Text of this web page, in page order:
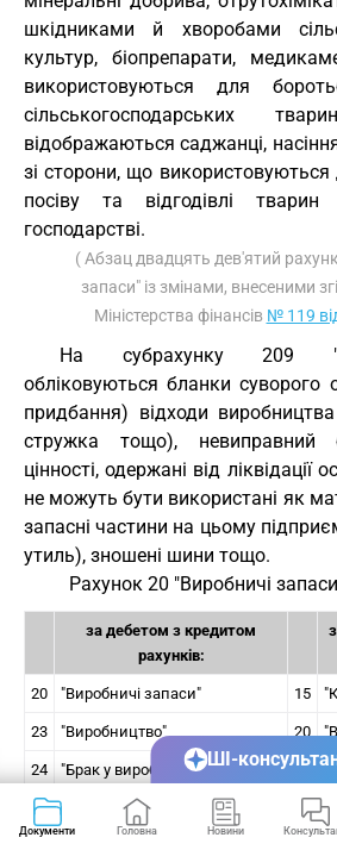
шкідниками й хворобами
культур, біопрепарати,
використовуються для
сільськогосподарських
відображаються саджанці,
зі сторони, що
посіву та відгодівлі
господарстві.
( Абзац двадцять дев'ятий
запаси" із змінами, внесеними
Міністерства фінансів № 119
На субрахунку 209
обліковуються бланки суворого
придбання) відходи
стружка тощо), невиправний
цінності, одержані від ліквідації
не можуть бути використані як
запасні частини на цьому
утиль), зношені шини тощо.
Рахунок 20 "Виробничі
за дебетом з кредитом
рахунків:
20 "Виробничі запаси" 15
23 "Виробництво" 20
24 "Брак у виробництві" 23
26 "Готова продукція" 24
Документи Головна Новини
ШІ-